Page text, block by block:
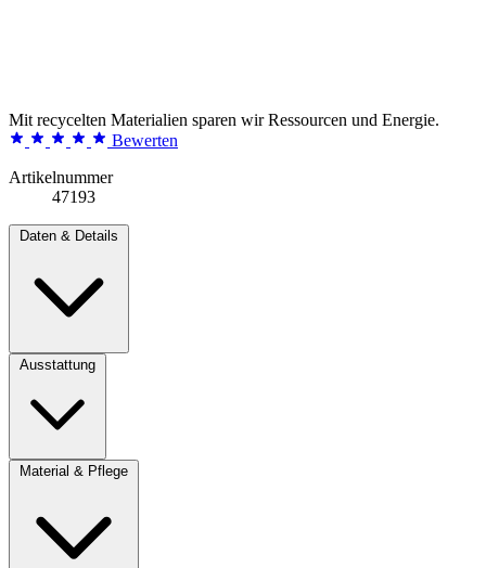
Mit recycelten Materialien sparen wir Ressourcen und Energie.
Bewerten
Artikelnummer
47193
Daten & Details
Ausstattung
Material & Pflege